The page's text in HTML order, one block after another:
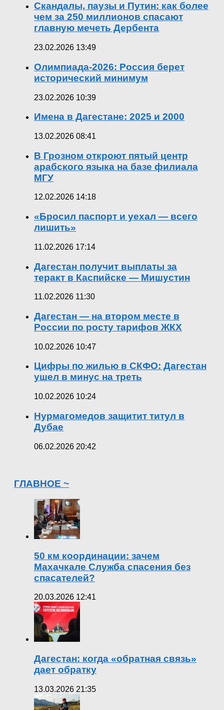
Скандалы, паузы и Путин: как более
чем за 250 миллионов спасают
главную мечеть Дербента
23.02.2026 13:49
Олимпиада-2026: Россия берет
исторический минимум
23.02.2026 10:39
Имена в Дагестане: 2025 и 2000
13.02.2026 08:41
В Грозном откроют пятый центр
арабского языка на базе филиала
МГУ
12.02.2026 14:18
«Бросил паспорт и уехал — всего
лишить»
11.02.2026 17:14
Дагестан получит выплаты за
теракт в Каспийске — Мишустин
11.02.2026 11:30
Дагестан — на втором месте в
России по росту тарифов ЖКХ
10.02.2026 10:47
Цифры по жилью в СКФО: Дагестан
ушел в минус на треть
10.02.2026 10:24
Нурмагомедов защитит титул в
Дубае
06.02.2026 20:42
ГЛАВНОЕ ~
50 км координации: зачем
Махачкале Служба спасения без
спасателей?
20.03.2026 12:41
Дагестан: когда «обратная связь»
дает обратку
13.03.2026 21:35